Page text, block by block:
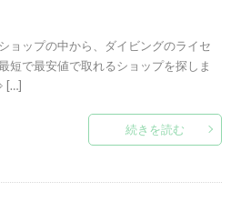
ョップの中から、ダイビングのライセ
短で最安値で取れるショップを探しま
[…]
続きを読む